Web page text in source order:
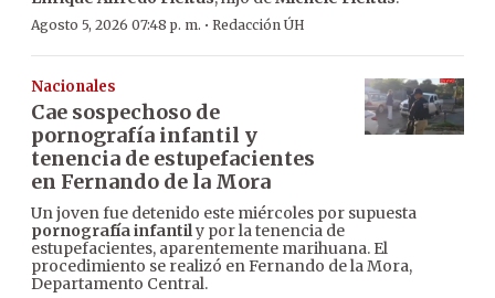
Agosto 5, 2026 07:48 p. m. · Redacción ÚH
Nacionales
Cae sospechoso de
pornografía infantil y
tenencia de estupefacientes
en Fernando de la Mora
Un joven fue detenido este miércoles por supuesta
pornografía infantily por la tenencia de
estupefacientes, aparentemente marihuana. El
procedimiento se realizó en Fernando de la Mora,
Departamento Central.